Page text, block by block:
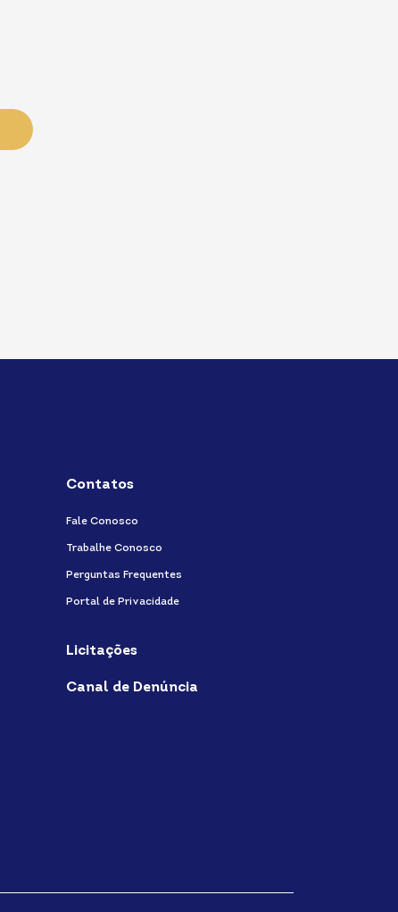
Contatos
Fale Conosco
Trabalhe Conosco
Perguntas Frequentes
Portal de Privacidade
Licitações
Canal de Denúncia